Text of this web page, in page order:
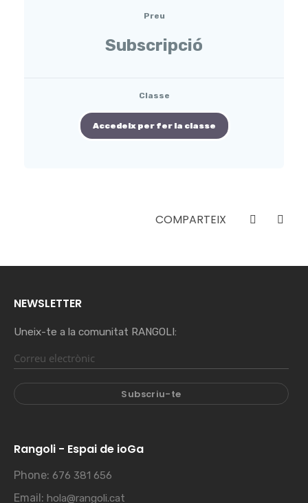
Preu
Subscripció
Classe
Accedeix per fer la classe
COMPARTEIX
NEWSLETTER
Uneix-te a la comunitat RANGOLI:
Rangoli - Espai de ioGa
Phone: 676 381 656
Email: hola@rangoli.cat